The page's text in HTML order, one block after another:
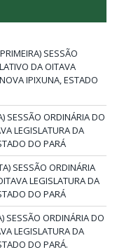
SESSÃO
DA OITAVA
IPIXUNA, ESTADO
SESSÃO ORDINÁRIA DO
LEGISLATURA DA
DO PARÁ
SESSÃO ORDINÁRIA
LEGISLATURA DA
DO PARÁ
SESSÃO ORDINÁRIA DO
LEGISLATURA DA
DO PARÁ.